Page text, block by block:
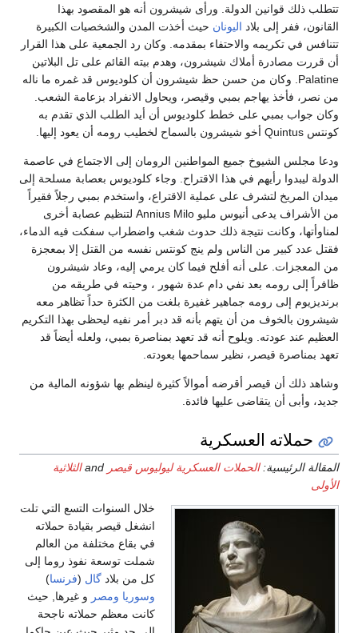
تتطلب ذلك قوانين الدولة. ورأى شيشرون أنه هو المقصود بهذا
القانون، ففر إلى بلاد اليونان حيث أخذت المدن والشخصيات الكبيرة
تتنافس في تكريمه والاحتفاء بمقدمه. وكان رد الجمعية على هذا القرار
أن قررت مصادرة أملاك شيشرون، وهدم بيته القائم على تل البلاتين
Palatine. وكان من حسن حظ شيشرون أن كلوديوس قد غمره ما ناله
من نصر، فأخذ يهاجم بمبي وقيصر، ويحاول الانفراد بزعامة الشعب.
وكان جواب بمبي على خطط كلوديوس أن أيد الطلب الذي تقدم به
كونتس Quintus أخو شيشرون بالسماح لخطيب رومه أن يعود إليها.
ودعا مجلس الشيوخ جميع المواطنين الرومان إلى الاجتماع في عاصمة
الدولة ليبدوا رأيهم في هذا الاقتراح. وجاء كلوديوس بعصابة مسلحة إلى
ميدان المريخ لتشرف على عملية الاقتراع، واستخدم بمبي رجلاً فقيراً
من الأشراف يدعى أنيوس مليو Annius Milo لتنظيم عصابة أخرى
لمناوأتها، وكانت نتيجة ذلك حدوث شغب واضطراب سفكت فيه الدماء،
فقتل عدد كبير من الناس ولم ينج كونتس نفسه من القتل إلا بمعجزة
من المعجزات. على أنه أفلح فيما كان يرمي إليه، وعاد شيشرون
ظافراً إلى رومه بعد نفي دام عدة شهور ، وحيته في طريقه من
برنديزيوم إلى رومه جماهير غفيرة بلغت من الكثرة حداً تظاهر معه
شيشرون بالخوف من أن يتهم بأنه قد دبر أمر نفيه ليحظى بهذا التكريم
العظيم عند عودته. ويلوح أنه قد تعهد بمناصرة بمبي، ولعله أيضاً قد
تعهد بمناصرة قيصر، نظير سماحمها بعودته.
وشاهد ذلك أن قيصر أقرضه أموالاً كثيرة لينظم بها شؤونه المالية من
جديد، وأبى أن يتقاضى عليها فائدة.
حملاته العسكرية
المقالة الرئيسية:الحملات العسكرية ليوليوس قيصر
الثلاثية
الأولى
خلال السنوات التسع التي تلت
انشغل قيصر بقيادة حملاته
في بقاع مختلفة من العالم
شملت توسعة نفوذ روما إلى
كل من بلاد گال (فرنسا)
وسوريا ومصر و غيرها, حيث
كانت معظم حملاته ناجحة